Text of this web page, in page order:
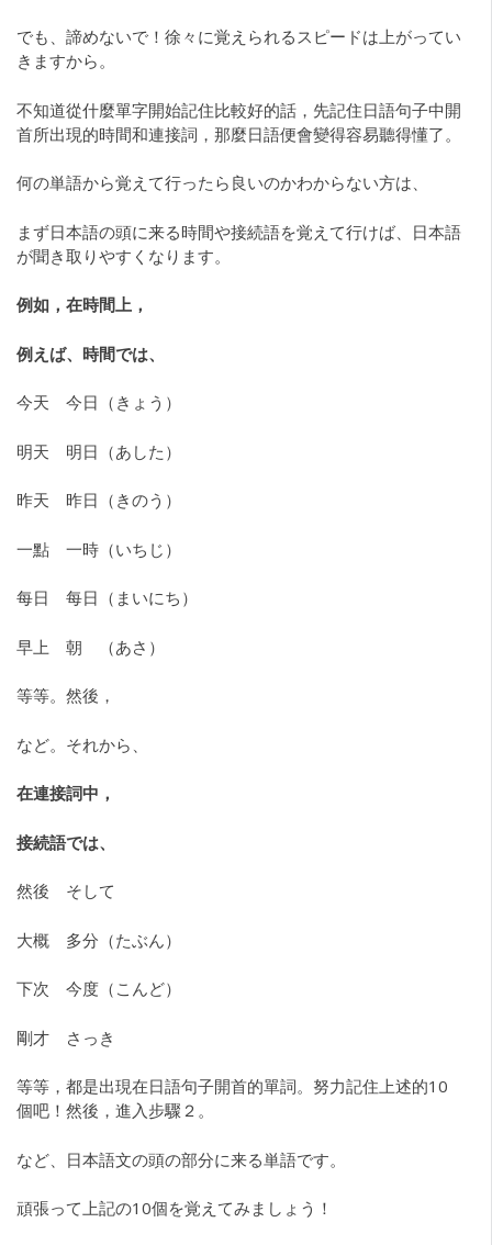
でも、諦めないで！徐々に覚えられるスピードは上がってい
きますから。
不知道從什麼單字開始記住比較好的話，先記住日語句子中開
首所出現的時間和連接詞，那麼日語便會變得容易聽得懂了。
何の単語から覚えて行ったら良いのかわからない方は、
まず日本語の頭に来る時間や接続語を覚えて行けば、日本語
が聞き取りやすくなります。
例如，在時間上，
例えば、時間では、
今天 今日（きょう）
明天 明日（あした）
昨天 昨日（きのう）
一點 一時（いちじ）
每日 每日（まいにち）
早上 朝 （あさ）
等等。然後，
など。それから、
在連接詞中，
接続語では、
然後 そして
大概 多分（たぶん）
下次 今度（こんど）
剛才 さっき
等等，都是出現在日語句子開首的單詞。努力記住上述的10
個吧！然後，進入步驟２。
など、日本語文の頭の部分に来る単語です。
頑張って上記の10個を覚えてみましょう！